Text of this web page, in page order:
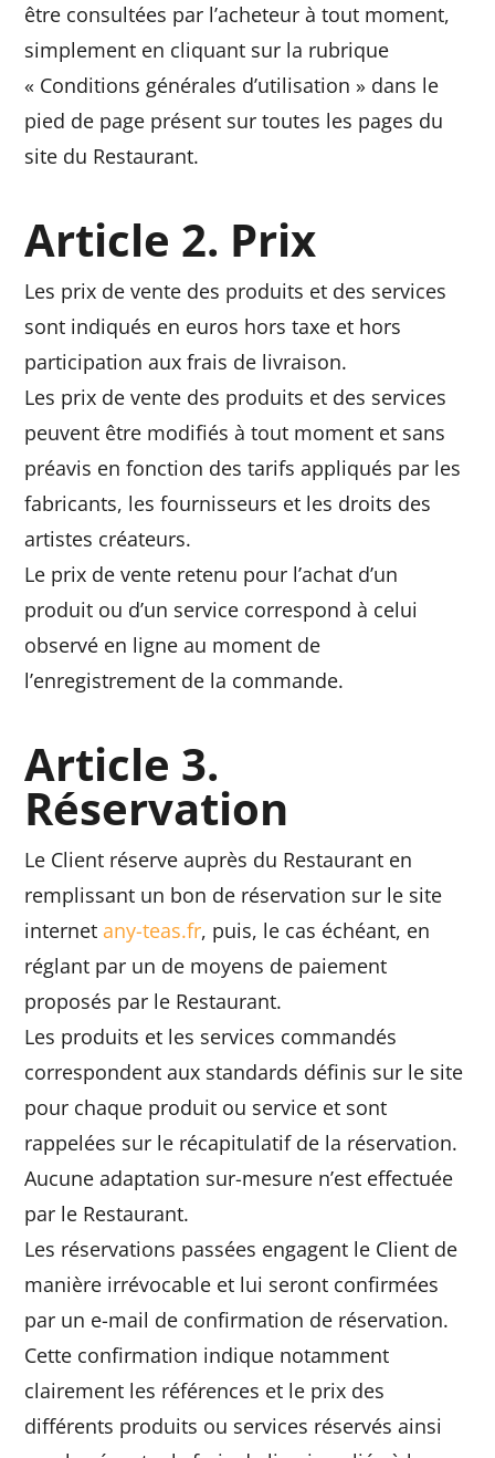
être consultées par l’acheteur à tout moment,
simplement en cliquant sur la rubrique
« Conditions générales d’utilisation » dans le
pied de page présent sur toutes les pages du
site du Restaurant.
Article 2. Prix
Les prix de vente des produits et des services
sont indiqués en euros hors taxe et hors
participation aux frais de livraison.
Les prix de vente des produits et des services
peuvent être modifiés à tout moment et sans
préavis en fonction des tarifs appliqués par les
fabricants, les fournisseurs et les droits des
artistes créateurs.
Le prix de vente retenu pour l’achat d’un
produit ou d’un service correspond à celui
observé en ligne au moment de
l’enregistrement de la commande.
Article 3.
Réservation
Le Client réserve auprès du Restaurant en
remplissant un bon de réservation sur le site
internetany-teas.fr, puis, le cas échéant, en
réglant par un de moyens de paiement
proposés par le Restaurant.
Les produits et les services commandés
correspondent aux standards définis sur le site
pour chaque produit ou service et sont
rappelées sur le récapitulatif de la réservation.
Aucune adaptation sur-mesure n’est effectuée
par le Restaurant.
Les réservations passées engagent le Client de
manière irrévocable et lui seront confirmées
par un e-mail de confirmation de réservation.
Cette confirmation indique notamment
clairement les références et le prix des
différents produits ou services réservés ainsi